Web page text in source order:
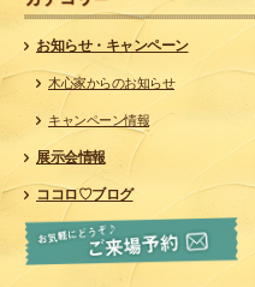
お知らせ・キャンペーン
木心家からのお知らせ
キャンペーン情報
展示会情報
ココロ♡ブログ